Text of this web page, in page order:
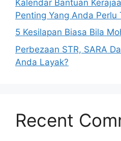
Kalendar Bantuan
Penting Yang Anda Perlu
5 Kesilapan Biasa Bila
Perbezaan STR, SARA
Anda Layak?
Recent